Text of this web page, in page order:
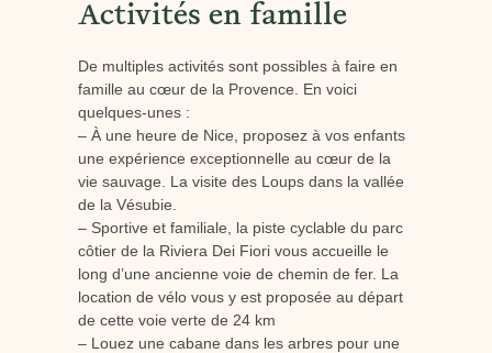
Activités en famille
De multiples activités sont possibles à faire en
famille au cœur de la Provence. En voici
quelques-unes :
– À une heure de Nice, proposez à vos enfants
une expérience exceptionnelle au cœur de la
vie sauvage. La visite des Loups dans la vallée
de la Vésubie.
– Sportive et familiale, la piste cyclable du parc
côtier de la Riviera Dei Fiori vous accueille le
long d’une ancienne voie de chemin de fer. La
location de vélo vous y est proposée au départ
de cette voie verte de 24 km
– Louez une cabane dans les arbres pour une